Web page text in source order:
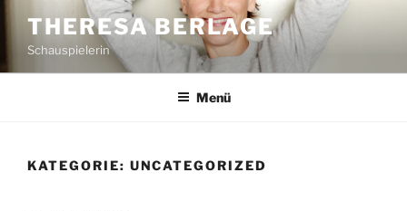
Inhalt
springen
THERESA BERLAGE
Schauspielerin
Menü
KATEGORIE: UNCATEGORIZED